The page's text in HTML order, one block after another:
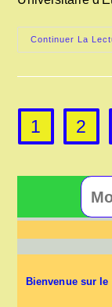
Continuer La
1 2
Bienvenue sur